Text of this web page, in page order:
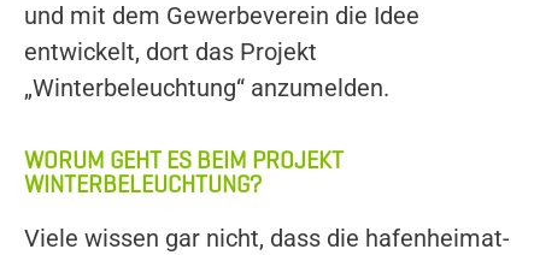
und mit dem Gewerbeverein die Idee
entwickelt, dort das Projekt
„Winterbeleuchtung“ anzumelden.
WORUM GEHT ES BEIM PROJEKT
WINTERBELEUCHTUNG?
Viele wissen gar nicht, dass die hafenheimat-